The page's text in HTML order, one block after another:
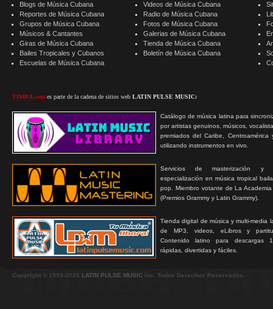
Blogs de Música Cubana
Reportes de Música Cubana
Grupos de Música Cubana
Músicos & Cantantes
Giras de Música Cubana
Bailes Tropicales y Cubanos
Escuelas de Música Cubana
TIMBA.com es parte de la cadena de sitios web LATIN PULSE MUSIC:
Catálogo de música latina para
por artistas genuinos, músicos,
premiados del Caribe, Centroamérica
utilizando instrumentos en vivo.
Servicios de masterización y
especialización en música tropical
pop. Miembro votante de La
(Premios Grammy y Latin Grammy).
Tienda digital de música y multi-media
de MP3, videos, eLibros y
Contenido latino para descargas
rápidas, divertidas y fáciles.
Videos de Música Cubana
Radio de Música Cubana
Fotos de Música Cubana
Galerias de Música Cubana
Tienda de Música Cubana
Boletín de Música Cubana
Copyright © 1999-2026 LATIN PULSE MUSIC Inc. Todos Derechos Reservados.